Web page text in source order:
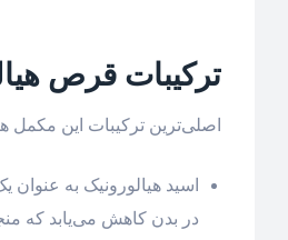
ترکیبات قرص
اصلی‌ترین ترکیبات این
اسید هیالورونیک به
در بدن کاهش می‌یابد که